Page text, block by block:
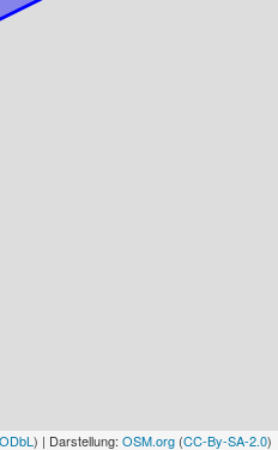
ODbL ) | Darstellung: OSM.org (CC-By-SA-2.0)